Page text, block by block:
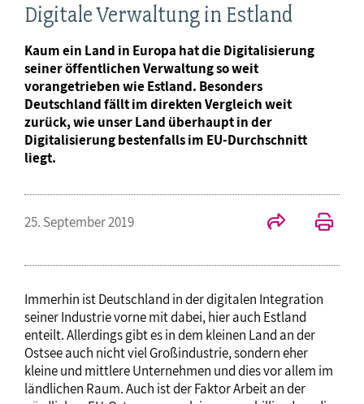
Digitale Verwaltung in Estland
Kaum ein Land in Europa hat die Digitalisierung
seiner öffentlichen Verwaltung so weit
vorangetrieben wie Estland. Besonders
Deutschland fällt im direkten Vergleich weit
zurück, wie unser Land überhaupt in der
Digitalisierung bestenfalls im EU-Durchschnitt
liegt.
25. September 2019
Immerhin ist Deutschland in der digitalen Integration
seiner Industrie vorne mit dabei, hier auch Estland
enteilt. Allerdings gibt es in dem kleinen Land an der
Ostsee auch nicht viel Großindustrie, sondern eher
kleine und mittlere Unternehmen und dies vor allem im
ländlichen Raum. Auch ist der Faktor Arbeit an der